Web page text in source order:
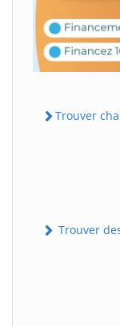
Trouver
Trouver